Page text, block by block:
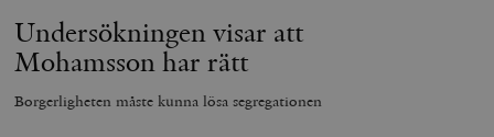
Undersökningen visar att
Mohamsson har rätt
Borgerligheten måste kunna lösa segregationen